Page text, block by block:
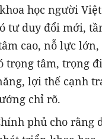
học người
tư duy đổi mới,
cao, nỗ lực
trọng tâm, trọng
lợi thế cạnh
chỉ rõ.
phủ cho rằng